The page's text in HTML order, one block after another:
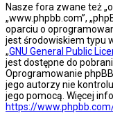
Nasze fora zwane też
„www.phpbb.com”,
oparciu o
jest środowiskiem typu
„GNU General Public
jest dostępne do
Oprogramowanie
jego autorzy nie
jego pomocą. Więcej
https://